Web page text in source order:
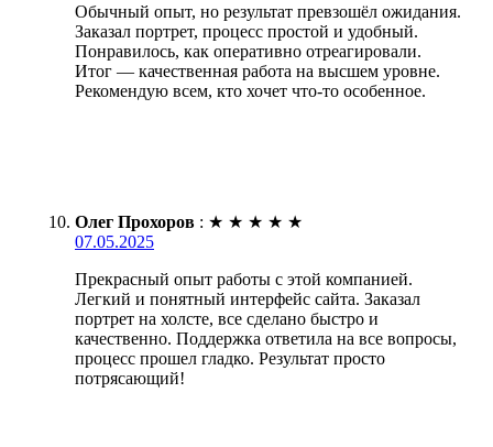
Обычный опыт, но результат превзошёл ожидания.
Заказал портрет, процесс простой и удобный.
Понравилось, как оперативно отреагировали.
Итог — качественная работа на высшем уровне.
Рекомендую всем, кто хочет что-то особенное.
Олег Прохоров : ★ ★ ★ ★ ★
07.05.2025
Прекрасный опыт работы с этой компанией.
Легкий и понятный интерфейс сайта. Заказал
портрет на холсте, все сделано быстро и
качественно. Поддержка ответила на все вопросы,
процесс прошел гладко. Результат просто
потрясающий!